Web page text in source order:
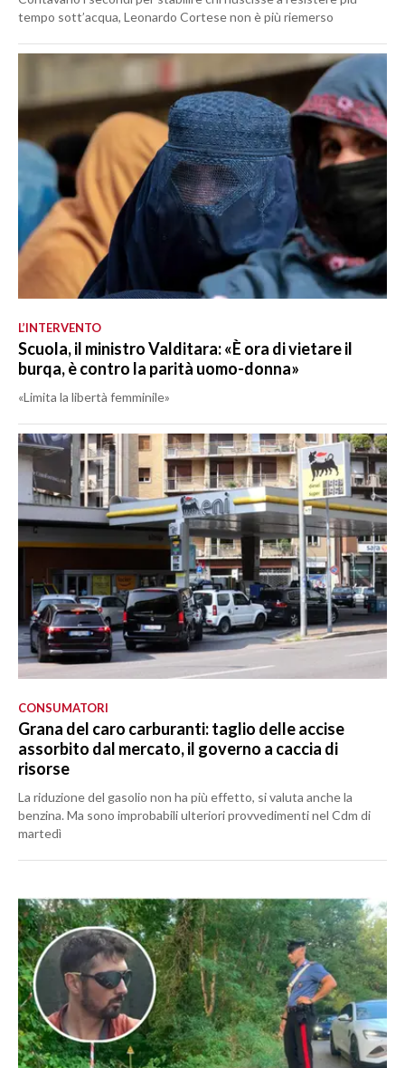
tempo sott’acqua, Leonardo Cortese non è più riemerso
L’INTERVENTO
Scuola, il ministro Valditara: «È ora di vietare il
burqa, è contro la parità uomo-donna»
«Limita la libertà femminile»
CONSUMATORI
Grana del caro carburanti: taglio delle accise
assorbito dal mercato, il governo a caccia di
risorse
La riduzione del gasolio non ha più effetto, si valuta anche la
benzina. Ma sono improbabili ulteriori provvedimenti nel Cdm di
martedì